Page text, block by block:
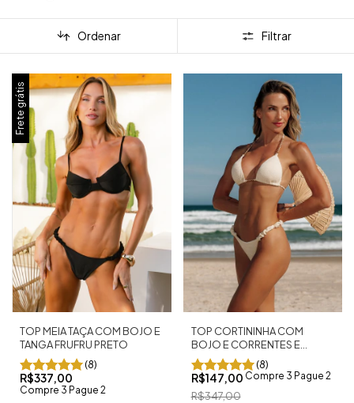
Ordenar Filtrar
Frete grátis
TOP MEIA TAÇA COM BOJO E
TANGA FRUFRU PRETO
(8)
R$337,00
Compre 3 Pague 2
TOP CORTININHA COM
BOJO E CORRENTES E
TANGA FRUFRU SHINE OFF
(8)
R$147,00 Compre 3 Pague 2
R$347,00